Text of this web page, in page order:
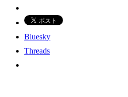
Bluesky
Threads